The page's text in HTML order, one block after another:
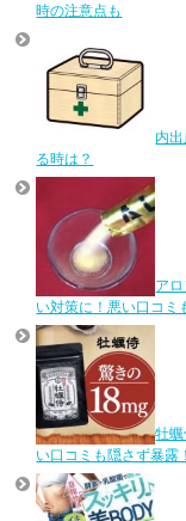
時の注意点も
内
る時は？
ア
い対策に！悪い口コミ
牡
い口コミも隠さず暴露！